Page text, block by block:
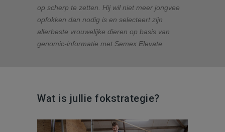
op scherp te zetten. Hij wil niet meer jongvee
opfokken dan nodig is en selecteert zijn
allerbeste vrouwelijke dieren op basis van
genomic-informatie met Semex Elevate.
Wat is jullie fokstrategie?